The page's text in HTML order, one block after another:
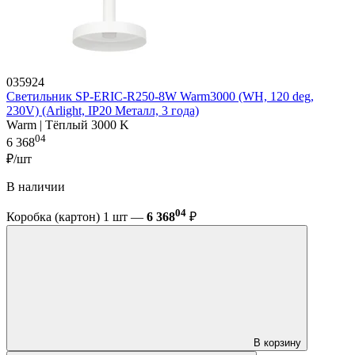
035924
Светильник SP-ERIC-R250-8W Warm3000 (WH, 120 deg,
230V) (Arlight, IP20 Металл, 3 года)
Warm | Тёплый 3000 K
6 36804
₽/шт
В наличии
Коробка (картон) 1 шт — 6 36804 ₽
В корзину